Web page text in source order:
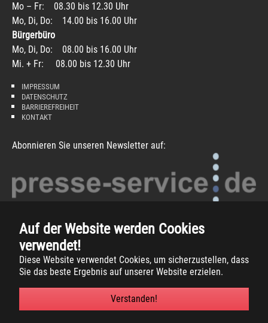
Auf der Website werden Cookies
verwendet!
Diese Website verwendet Cookies, um sicherzustellen, dass
Sie das beste Ergebnis auf unserer Website erzielen.
Verstanden!
Mo – Fr: 08.30 bis 12.30 Uhr
Mo, Di, Do: 14.00 bis 16.00 Uhr
Bürgerbüro
Mo, Di, Do: 08.00 bis 16.00 Uhr
Mi. + Fr: 08.00 bis 12.30 Uhr
IMPRESSUM
DATENSCHUTZ
BARRIEREFREIHEIT
KONTAKT
Abonnieren Sie unseren Newsletter auf:
Copyright 2026 -Gemeinde Südlohn